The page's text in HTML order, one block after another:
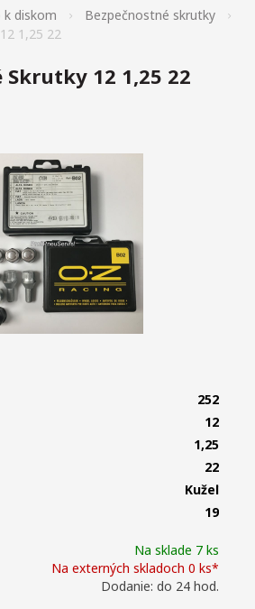
k diskom
Bezpečnostné skrutky
1,25 22
Skrutky 12 1,25 22
Na sklade 7 ks
Na externých skladoch 0 ks*
Dodanie: do 24 hod.
252
12
1,25
22
Kužeľ
19